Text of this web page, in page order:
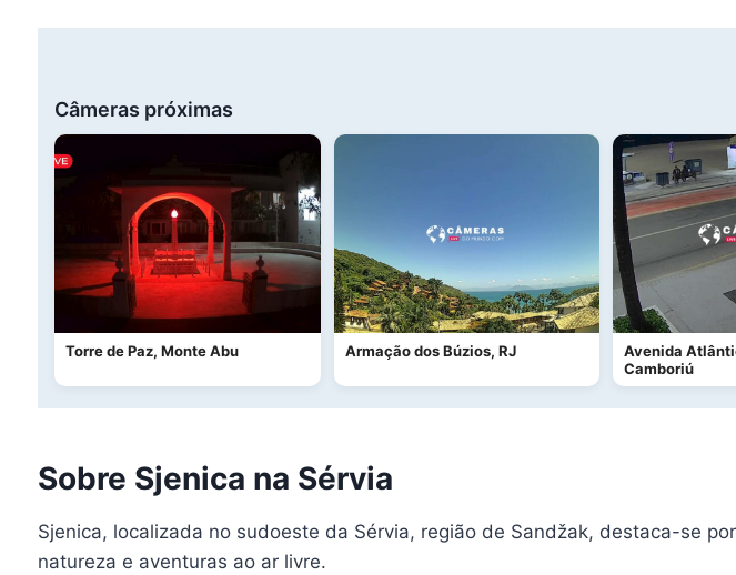
Câmeras próximas
Torre de Paz, Monte Abu Armação dos Búzios, RJ
Avenida
Camboriú
Sobre Sjenica na Sérvia
Sjenica, localizada no sudoeste da Sérvia, região de Sandžak, destaca-se
natureza e aventuras ao ar livre.